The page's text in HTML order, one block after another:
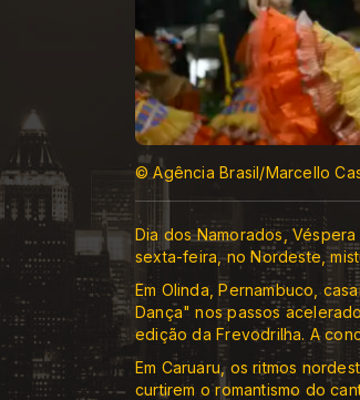
© Agência Brasil/Marcello
Dia dos Namorados,
sexta-feira, no Nordeste,
Em Olinda, Pernambuco,
Dança" nos passos
edição da Frevodrilha. A
Em Caruaru, os ritmos
curtirem o romantismo do